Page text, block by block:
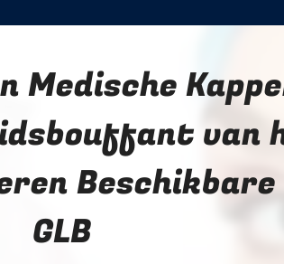
Medische
van
GLB